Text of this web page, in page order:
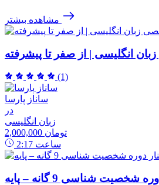
مشاهده بیشتر
انگلیسی | از صفر تا پیشرفته
(1)
ساناز پارسا
در
زبان انگلیسی
2,000,000 تومان
2:17 ساعت
شخصیت شناسی 9 گانه – پایه